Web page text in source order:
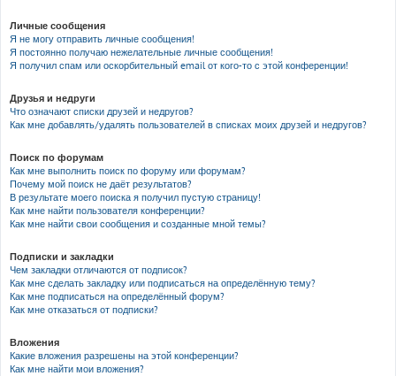
Личные сообщения
Я не могу отправить личные сообщения!
Я постоянно получаю нежелательные личные сообщения!
Я получил спам или оскорбительный email от кого-то с этой конференции!
Друзья и недруги
Что означают списки друзей и недругов?
Как мне добавлять/удалять пользователей в списках моих друзей и недругов?
Поиск по форумам
Как мне выполнить поиск по форуму или форумам?
Почему мой поиск не даёт результатов?
В результате моего поиска я получил пустую страницу!
Как мне найти пользователя конференции?
Как мне найти свои сообщения и созданные мной темы?
Подписки и закладки
Чем закладки отличаются от подписок?
Как мне сделать закладку или подписаться на определённую тему?
Как мне подписаться на определённый форум?
Как мне отказаться от подписки?
Вложения
Какие вложения разрешены на этой конференции?
Как мне найти мои вложения?